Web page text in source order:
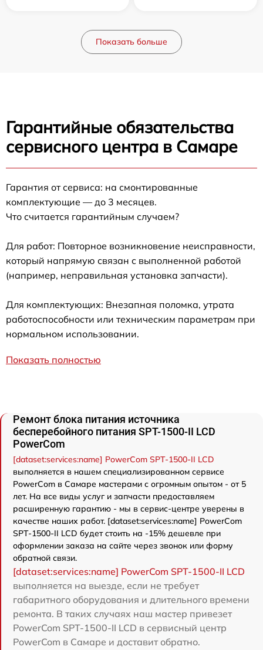
Показать больше
Гарантийные обязательства
сервисного центра в Самаре
Гарантия от сервиса: на смонтированные
комплектующие — до 3 месяцев.
Что считается гарантийным случаем?
Для работ: Повторное возникновение неисправности,
который напрямую связан с выполненной работой
(например, неправильная установка запчасти).
Для комплектующих: Внезапная поломка, утрата
работоспособности или техническим параметрам при
нормальном использовании.
Показать полностью
Ремонт блока питания источника
бесперебойного питания SPT-1500-II LCD
PowerCom
[dataset:services:name] PowerCom SPT-1500-II LCD
выполняется в нашем специализированном сервисе
PowerCom в Самаре мастерами с огромным опытом - от 5
лет. На все виды услуг и запчасти предоставляем
расширенную гарантию - мы в сервис-центре уверены в
качестве наших работ. [dataset:services:name] PowerCom
SPT-1500-II LCD будет стоить на -15% дешевле при
оформлении заказа на сайте через звонок или форму
обратной связи.
[dataset:services:name] PowerCom SPT-1500-II LCD
выполняется на выезде, если не требует
габаритного оборудования и длительного времени
ремонта. В таких случаях наш мастер привезет
PowerCom SPT-1500-II LCD в сервисный центр
PowerCom в Самаре и доставит обратно.